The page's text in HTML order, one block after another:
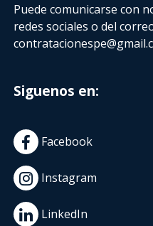
Puede comunicarse con
redes sociales o del
Siguenos en:
Facebook
Instagram
LinkedIn